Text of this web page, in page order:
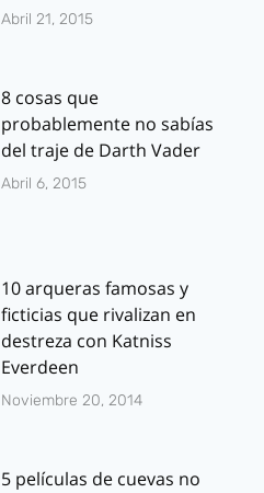
Abril 21, 2015
8 cosas que
probablemente no sabías
del traje de Darth Vader
Abril 6, 2015
10 arqueras famosas y
ficticias que rivalizan en
destreza con Katniss
Everdeen
Noviembre 20, 2014
5 películas de cuevas no